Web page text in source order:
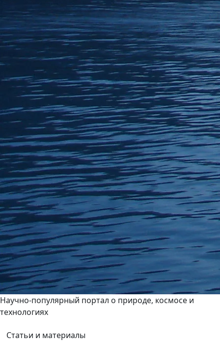
Научно-популярный портал о природе, космосе и
технологиях
Статьи и материалы